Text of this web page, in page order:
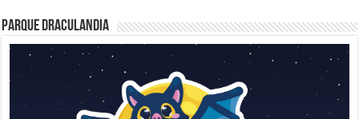
Parque Draculandia